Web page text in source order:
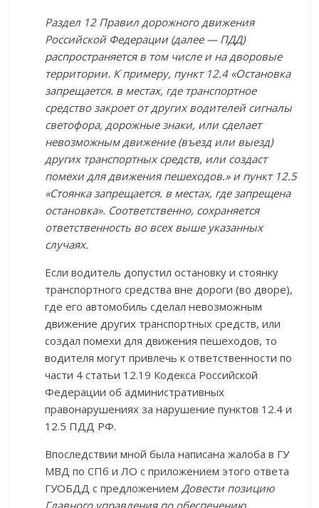
Раздел 12 Правил дорожного движения
Российской Федерации (далее — ПДД)
распространяется в том числе и на дворовые
территории. К примеру, пункт 12.4 «Остановка
запрещается. в местах, где транспортное
средство закроет от других водителей сигналы
светофора, дорожные знаки, или сделает
невозможным движение (въезд или выезд)
других транспортных средств, или создаст
помехи для движения пешеходов.» и пункт 12.5
«Стоянка запрещается. в местах, где запрещена
остановка». Соответственно, сохраняется
ответственность во всех выше указанных
случаях.
Если водитель допустил остановку и стоянку
транспортного средства вне дороги (во дворе),
где его автомобиль сделал невозможным
движение других транспортных средств, или
создал помехи для движения пешеходов, то
водителя могут привлечь к ответственности по
части 4 статьи 12.19 Кодекса Российской
Федерации об административных
правонарушениях за нарушение пунктов 12.4 и
12.5 ПДД РФ.
Впоследствии мной была написана жалоба в ГУ
МВД по СПб и ЛО с приложением этого ответа
ГУОБДД с предложениемДовести позицию